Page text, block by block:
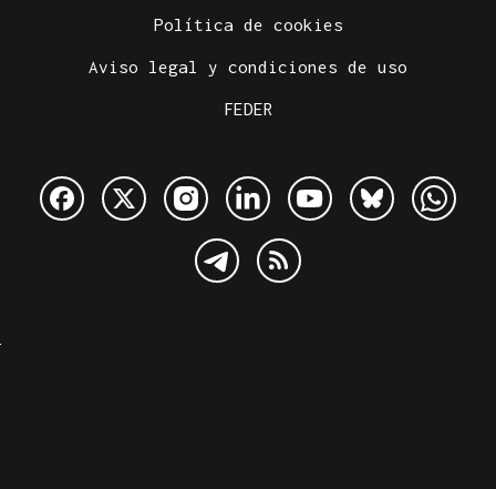
Política de cookies
Aviso legal y condiciones de uso
FEDER